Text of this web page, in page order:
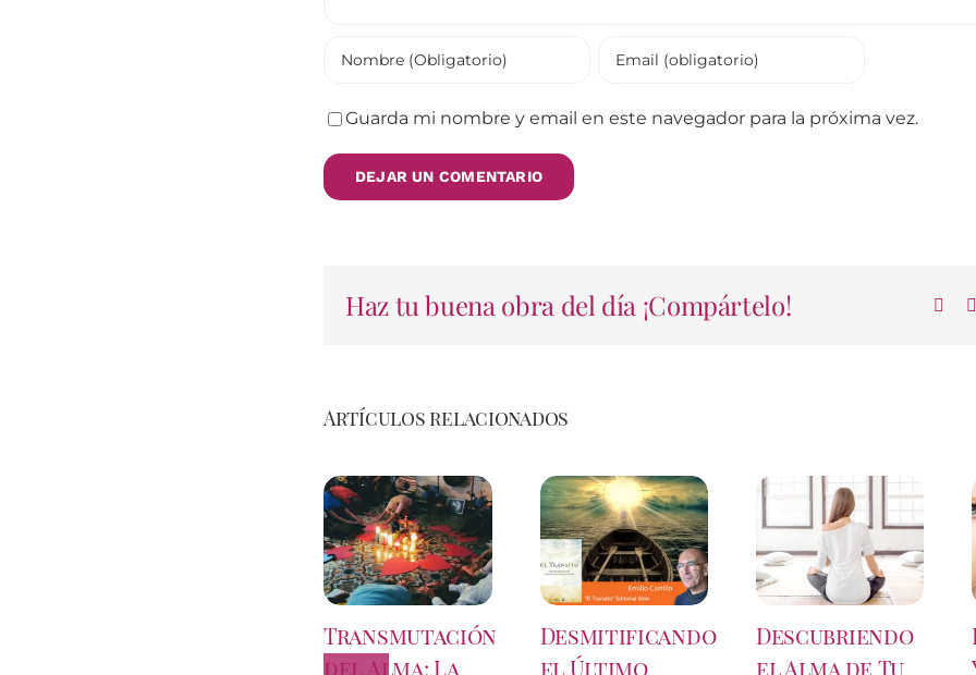
Guarda mi nombre y email en este navegador para la próxima vez.
Haz tu buena obra del día ¡Compártelo!
Artículos relacionados
Transmutación
del Alma: La
Desmitificando
el Último
Descubriendo
el Alma de Tu